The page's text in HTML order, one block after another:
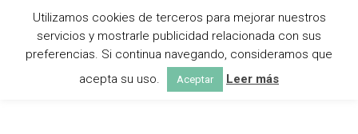
CASETAS DE MADERA EN TERUEL
Utilizamos cookies de terceros para mejorar nuestros
servicios y mostrarle publicidad relacionada con sus
preferencias. Si continua navegando, consideramos que
acepta su uso.
Aceptar Leer más